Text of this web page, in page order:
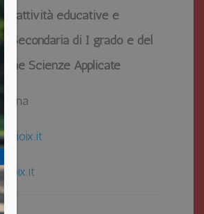
attività educative e
Secondaria di I grado e del
Scienze Applicate